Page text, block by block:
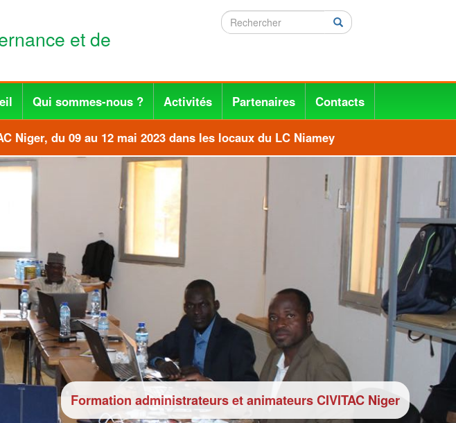
et de
Rechercher Rechercher
Qui sommes-nous ? Activités Partenaires Contacts
du 09 au 12 mai 2023 dans les locaux du LC Niamey
Formation administrateurs et animateurs CIVITAC Niger